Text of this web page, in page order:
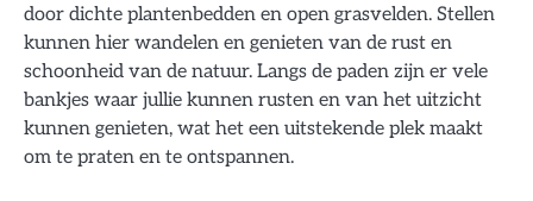
door dichte plantenbedden en open grasvelden. Stellen
kunnen hier wandelen en genieten van de rust en
schoonheid van de natuur. Langs de paden zijn er vele
bankjes waar jullie kunnen rusten en van het uitzicht
kunnen genieten, wat het een uitstekende plek maakt
om te praten en te ontspannen.